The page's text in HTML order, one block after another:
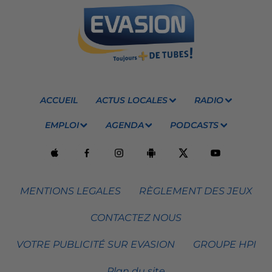
ACCUEIL ACTUS LOCALES RADIO
EMPLOI AGENDA PODCASTS
MENTIONS LEGALES RÈGLEMENT DES JEUX
CONTACTEZ NOUS
VOTRE PUBLICITÉ SUR EVASION GROUPE HPI